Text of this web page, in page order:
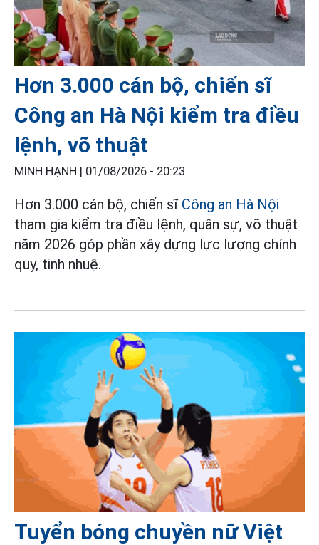
Hơn 3.000 cán bộ, chiến sĩ
Công an Hà Nội kiểm tra điều
lệnh, võ thuật
MINH HẠNH | 01/08/2026 - 20:23
Hơn 3.000 cán bộ, chiến sĩ Công an Hà Nội
tham gia kiểm tra điều lệnh, quân sự, võ thuật
năm 2026 góp phần xây dựng lực lượng chính
quy, tinh nhuệ.
Tuyển bóng chuyền nữ Việt